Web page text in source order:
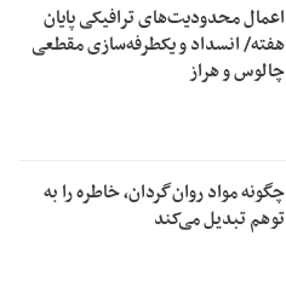
اعمال محدودیت‌های ترافیکی پایان
هفته/ انسداد و یکطرفه‌سازی مقطعی
چالوس و هراز
چگونه مواد روان‌گردان، خاطره را به
توهم تبدیل می‌کند